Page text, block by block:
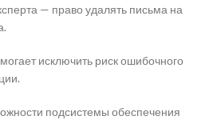
— право удалять письма на
исключить риск ошибочного
подсистемы обеспечения